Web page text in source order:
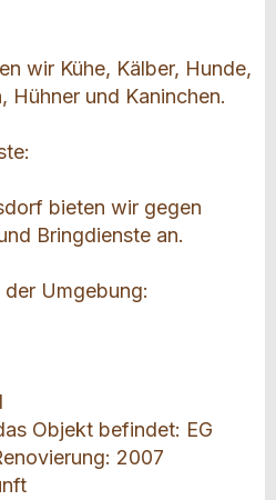
wir Kühe, Kälber, Hunde,
Hühner und Kaninchen.
bieten wir gegen
Bringdienste an.
Umgebung:
Objekt befindet: EG
2007